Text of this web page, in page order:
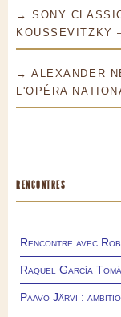
→ SONY
KOUSSEVITZKY
→ ALEXANDER
L'OPÉRA
RENCONTRES
Rencontre avec
Raquel García
Paavo Järvi :